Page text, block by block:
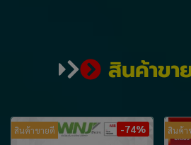
สินค้าขา
สินค้าขายดี -74% สินค้า